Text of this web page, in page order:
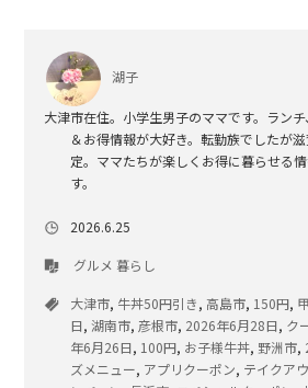
湖子
大津市在住。小学生男子のママです。ラン
＆お得情報が大好き。転勤族でしたが
定。ママたちが楽しくお得に暮らせる
す。
2026.6.25
グルメ 暮らし
大津市, 牛丼50円引き, 高島市, 150円,
日,湖南市, 彦根市, 2026年6月28日, ク
年6月26日, 100円, お子様牛丼, 野洲市,
ズメニュー, アプリクーポン, テイクア